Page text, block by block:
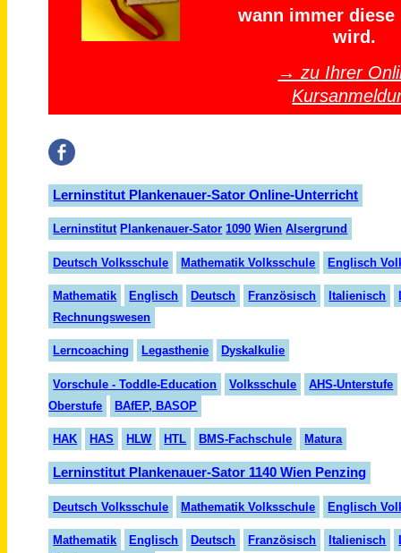
wann immer diese
wird.
→ zu Ihrer
Lerninstitut Plankenauer-Sator Online-Unterricht
Lerninstitut Plankenauer-Sator 1090 Wien Alsergrund
Deutsch Volksschule Mathematik Volksschule Englisch
Mathematik Englisch Deutsch Französisch Italienisch
Rechnungswesen
Lerncoaching Legasthenie Dyskalkulie
Vorschule - Toddle-Education Volksschule
AHS-Unterstufe
Oberstufe
BAfEP, BASOP
HAK HAS HLW HTL BMS-Fachschule Matura
Lerninstitut Plankenauer-Sator 1140 Wien Penzing
Deutsch Volksschule Mathematik Volksschule Englisch
Mathematik Englisch Deutsch Französisch Italienisch